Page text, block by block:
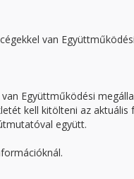
van
Együttműködési
kell kitölteni az aktuális
együtt.